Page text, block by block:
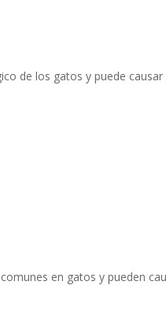
de los gatos y puede causar
en gatos y pueden